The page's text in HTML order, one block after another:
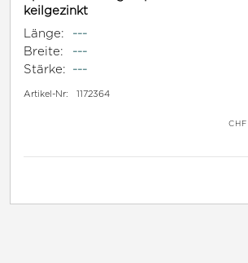
keilgezinkt
Länge:
---
Breite:
---
Stärke:
---
Artikel-Nr: 1172364